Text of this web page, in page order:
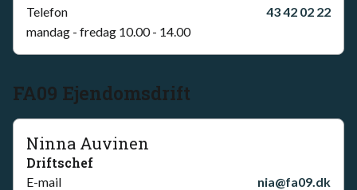
Telefon
43 42 02 22
mandag - fredag 10.00 - 14.00
FA09 Ejendomsdrift
Ninna Auvinen
Driftschef
E-mail
nia@fa09.dk